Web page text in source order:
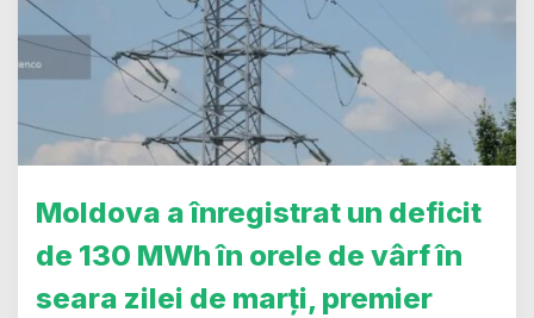
Moldova a înregistrat un deficit
de 130 MWh în orele de vârf în
seara zilei de marți, premier